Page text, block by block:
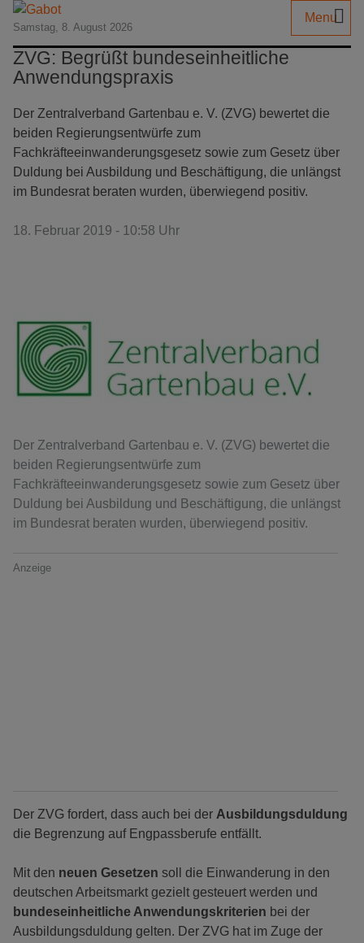
Samstag, 8. August 2026
Menu
ZVG: Begrüßt bundeseinheitliche
Anwendungspraxis
Der Zentralverband Gartenbau e. V. (ZVG) bewertet die
beiden Regierungsentwürfe zum
Fachkräfteeinwanderungsgesetz sowie zum Gesetz über
Duldung bei Ausbildung und Beschäftigung, die unlängst
im Bundesrat beraten wurden, überwiegend positiv.
18. Februar 2019 - 10:58 Uhr
Der Zentralverband Gartenbau e. V. (ZVG) bewertet die
beiden Regierungsentwürfe zum
Fachkräfteeinwanderungsgesetz sowie zum Gesetz über
Duldung bei Ausbildung und Beschäftigung, die unlängst
im Bundesrat beraten wurden, überwiegend positiv.
Anzeige
Der ZVG fordert, dass auch bei der Ausbildungsduldung
die Begrenzung auf Engpassberufe entfällt.
Mit den neuen Gesetzen soll die Einwanderung in den
deutschen Arbeitsmarkt gezielt gesteuert werden und
bundeseinheitliche Anwendungskriterien bei der
Ausbildungsduldung gelten. Der ZVG hat im Zuge der